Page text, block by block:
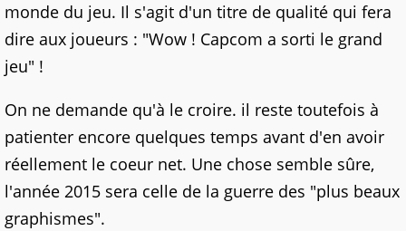
monde du jeu. Il s'agit d'un titre de qualité qui fera
dire aux joueurs : "Wow ! Capcom a sorti le grand
jeu" !
On ne demande qu'à le croire. il reste toutefois à
patienter encore quelques temps avant d'en avoir
réellement le coeur net. Une chose semble sûre,
l'année 2015 sera celle de la guerre des "plus beaux
graphismes".